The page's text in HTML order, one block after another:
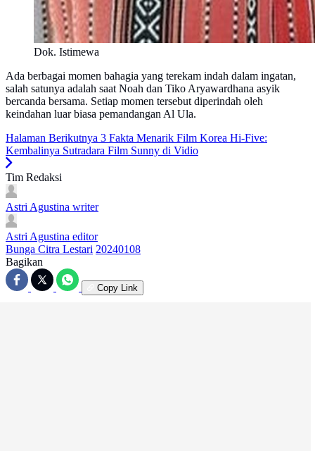
Dok. Istimewa
Ada berbagai momen bahagia yang terekam indah dalam ingatan,
salah satunya adalah saat Noah dan Tiko Aryawardhana asyik
bercanda bersama. Setiap momen tersebut diperindah oleh
keindahan luar biasa pemandangan Al Ula.
Halaman Berikutnya 3 Fakta Menarik Film Korea Hi-Five:
Kembalinya Sutradara Film Sunny di Vidio
Tim Redaksi
Astri Agustina writer
Astri Agustina editor
Bunga Citra Lestari 20240108
Bagikan
Copy Link